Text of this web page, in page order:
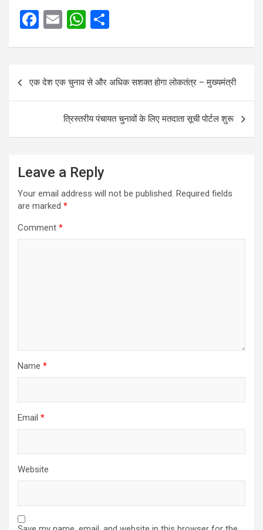
F
b
o
k
E
W
s
A
p
p
e
navigation
एक देश एक चुनाव से और अधिक सशक्त होगा लोकतंत्र – मुख्यमंत्री
त्रिस्तरीय पंचायत चुनावों के लिए मतदाता सूची पोर्टल शुरू
Leave a Reply
Your email address will not be published. Required fields
are marked *
Comment *
Name *
Email *
Website